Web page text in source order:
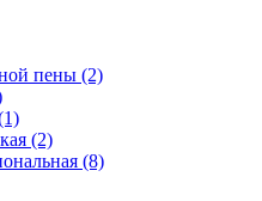
пены (2)
(2)
(8)